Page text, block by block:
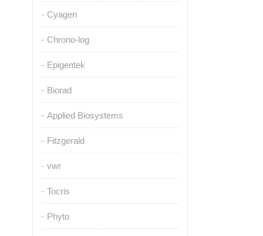
Cyagen
Chrono-log
Epigentek
Biorad
Applied Biosystems
Fitzgerald
vwr
Tocris
Phyto